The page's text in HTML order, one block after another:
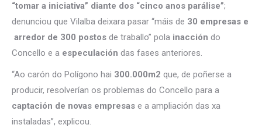
“tomar a iniciativa” diante dos “cinco anos parálise”;
denunciou que Vilalba deixara pasar “máis de 30 empresas e
arredor de 300 postos de traballo” pola inacción do
Concello e a especulación das fases anteriores.
“Ao carón do Polígono hai 300.000m2 que, de poñerse a
producir, resolverían os problemas do Concello para a
captación de novas empresas e a ampliación das xa
instaladas”, explicou.